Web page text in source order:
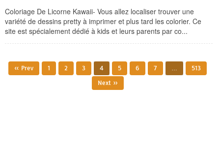
Coloriage De Licorne Kawaii- Vous allez localiser trouver une
variété de dessins pretty à imprimer et plus tard les colorier. Ce
site est spécialement dédié à kids et leurs parents par co...
« Prev 1 2 3 4 5 6 7 …
513
Next »